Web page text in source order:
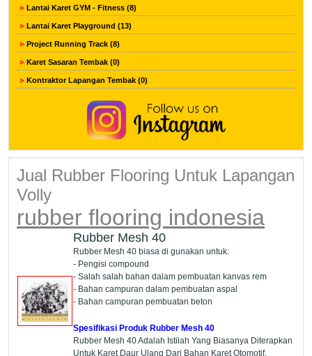
Lantai Karet GYM - Fitness (8)
Lantai Karet Playground (13)
Project Running Track (8)
Karet Sasaran Tembak (0)
Kontraktor Lapangan Tembak (0)
Jual Rubber Flooring Untuk Lapangan
Volly
rubber flooring indonesia
Rubber Mesh 40
Rubber Mesh 40 biasa di gunakan untuk:
- Pengisi compound
- Salah salah bahan dalam pembuatan kanvas rem
- Bahan campuran dalam pembuatan aspal
- Bahan campuran pembuatan beton
Spesifikasi Produk Rubber Mesh 40
Rubber Mesh 40 Adalah Istilah Yang Biasanya Diterapkan
Untuk Karet Daur Ulang Dari Bahan Karet Otomotif.